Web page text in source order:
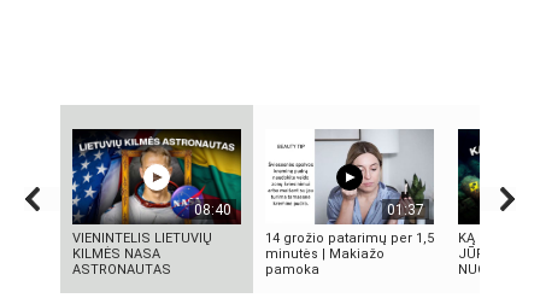
08:40
VIENINTELIS LIETUVIŲ
KILMĖS NASA
ASTRONAUTAS
01:37
14 grožio patarimų per 1,5
minutės | Makiažo
pamoka
KĄ SLEPIA
JŪRA? 5